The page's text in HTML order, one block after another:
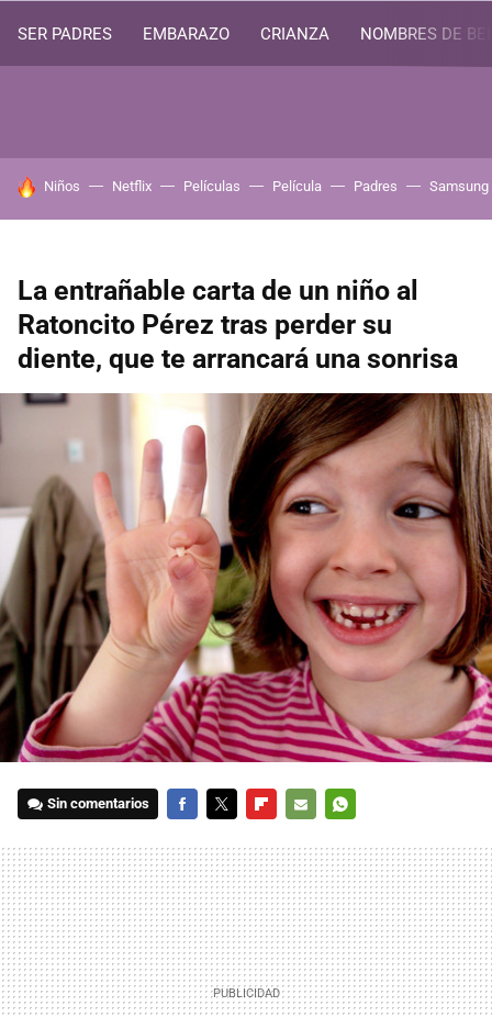
SER PADRES EMBARAZO CRIANZA NOMBRES DE
HOY SE HABLA DE
Niños Netflix Películas Película Padres Samsung
La entrañable carta de un niño al
Ratoncito Pérez tras perder su
diente, que te arrancará una sonrisa
Sin comentarios
MAIL